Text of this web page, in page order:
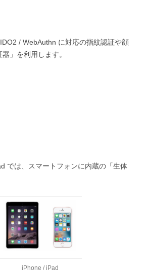
/ WebAuthn に対応の指紋認証や顔
」を利用します。
では、スマートフォンに内蔵の「生体
iPhone / iPad